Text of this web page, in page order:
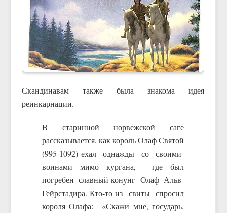
Скандинавам также была знакома идея
реинкарнации.
В старинной норвежской саге
рассказывается, как король Олаф Святой
(995-1092) ехал однажды со своими
воинами мимо кургана, где был
погребен славный конунг Олаф Альв
Гейрстадира. Кто-то из свиты спросил
короля Олафа: «Скажи мне, государь,